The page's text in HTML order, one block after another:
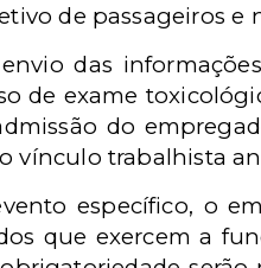
de passageiros e
das
de exame
do
vínculo trabalhista
específico, o
que exercem a